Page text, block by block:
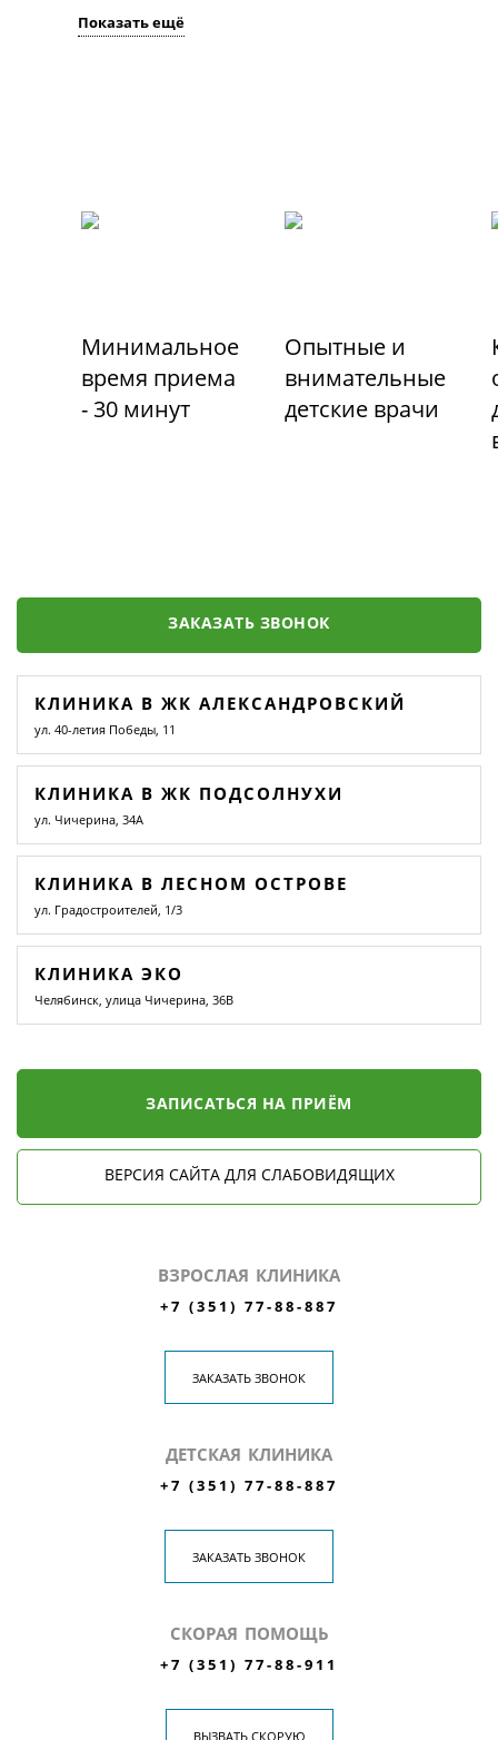
Показать ещё
Минимальное
время приема
- 30 минут
Опытные и
внимательные
детские врачи
ЗАКАЗАТЬ ЗВОНОК
КЛИНИКА В ЖК АЛЕКСАНДРОВСКИЙ
ул. 40-летия Победы, 11
КЛИНИКА В ЖК ПОДСОЛНУХИ
ул. Чичерина, 34А
КЛИНИКА В ЛЕСНОМ ОСТРОВЕ
ул. Градостроителей, 1/3
КЛИНИКА ЭКО
Челябинск, улица Чичерина, 36В
ЗАПИСАТЬСЯ НА ПРИЁМ
ВЕРСИЯ САЙТА ДЛЯ СЛАБОВИДЯЩИХ
ВЗРОСЛАЯ КЛИНИКА
+7 (351) 77-88-887
ЗАКАЗАТЬ ЗВОНОК
ДЕТСКАЯ КЛИНИКА
+7 (351) 77-88-887
ЗАКАЗАТЬ ЗВОНОК
СКОРАЯ ПОМОЩЬ
+7 (351) 77-88-911
ВЫЗВАТЬ СКОРУЮ